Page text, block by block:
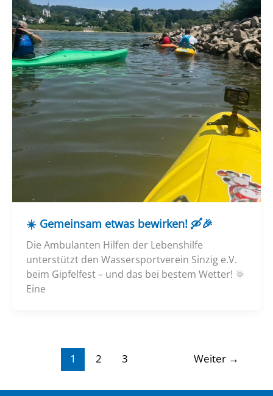
☀️ Gemeinsam etwas bewirken! 🛶🎉
Die Ambulanten Hilfen der Lebenshilfe
unterstützt den Wassersportverein Sinzig e.V.
beim Gipfelfest – und das bei bestem Wetter! 🌞
Eine
1 2 3 Weiter →